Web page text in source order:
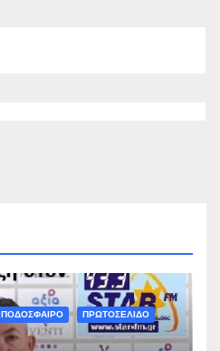
ΠΟΔΟΣΦΑΙΡΟ ΠΡΩΤΟΣΕΛΙΔΟ